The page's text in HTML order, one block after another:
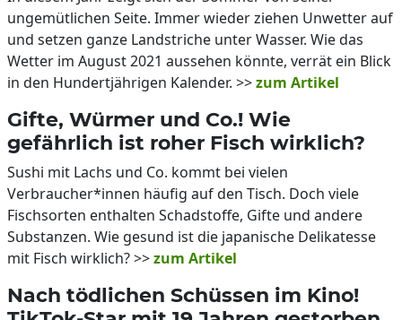
ungemütlichen Seite. Immer wieder ziehen Unwetter auf
und setzen ganze Landstriche unter Wasser. Wie das
Wetter im August 2021 aussehen könnte, verrät ein Blick
in den Hundertjährigen Kalender. >>zum Artikel
Gifte, Würmer und Co.! Wie
gefährlich ist roher Fisch wirklich?
Sushi mit Lachs und Co. kommt bei vielen
Verbraucher*innen häufig auf den Tisch. Doch viele
Fischsorten enthalten Schadstoffe, Gifte und andere
Substanzen. Wie gesund ist die japanische Delikatesse
mit Fisch wirklich? >>zum Artikel
Nach tödlichen Schüssen im Kino!